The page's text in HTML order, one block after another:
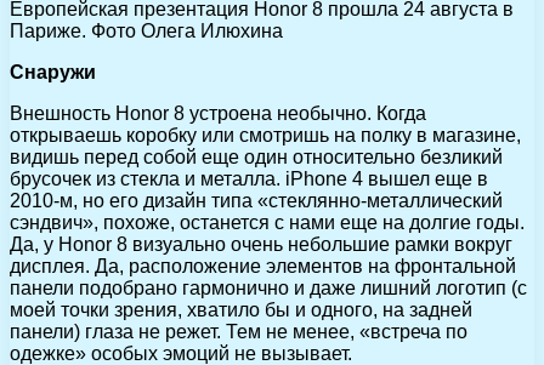
Европейская презентация Honor 8 прошла 24 августа в
Париже. Фото Олега Илюхина
Снаружи
Внешность Honor 8 устроена необычно. Когда
открываешь коробку или смотришь на полку в магазине,
видишь перед собой еще один относительно безликий
брусочек из стекла и металла. iPhone 4 вышел еще в
2010-м, но его дизайн типа «стеклянно-металлический
сэндвич», похоже, останется с нами еще на долгие годы.
Да, у Honor 8 визуально очень небольшие рамки вокруг
дисплея. Да, расположение элементов на фронтальной
панели подобрано гармонично и даже лишний логотип (с
моей точки зрения, хватило бы и одного, на задней
панели) глаза не режет. Тем не менее, «встреча по
одежке» особых эмоций не вызывает.